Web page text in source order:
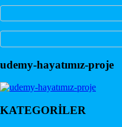
udemy-hayatımız-proje
KATEGORİLER